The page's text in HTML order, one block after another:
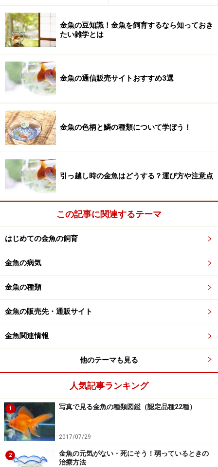
金魚の平均寿命は3年ぐらい!?
■環境の変化に耐えれない金魚が多数
初めに一番長生きする金魚の寿命を書きました。それで
は実際はどうでしょう？
本来丈夫で飼いやすいとされている金魚ですが、屋台の
金魚掬いで持ち帰った金魚はその半数以上は準備と知識
のない飼育環境の中、一週間とたたず死んでしまいま
す。水槽の立ち上げが上手くいっても、その後の餌やり
や夏場、冬場の水温変化からくる体調不良、新しい金魚
を水槽に追加した時に起こる寄生虫の蔓延などで数ヶ月
～1年ぐらいの間に死なせてしまうことも多いように思
います。
■飼育環境が良くても寿命は3～4年
飼い手が金魚を飼育することに本腰を入れ、よりベター
の飼育が可能になってきます。それでも突然の内臓疾患
など、事故に近い病気にかかる金魚もいます。私の経験
からくる個人的感覚ですが、もろもろ考慮すると
家庭で
飼育する金魚の生育年数は平均3～4年程度ではないでし
ょうか。金魚が弱っている場合の治療法の記事もあるの
金魚の寿命は水作りで長くなる
金魚は個体差もありますが、本来丈夫で長生きするはず
の生き物です。ちょっとした水作りのコツさえ知ってい
れば、ご家庭であなたを癒し続けてくれます。品評会に
出すなど、立派な形や大きさに育てる目的でなければ、
金魚の豆知識！金魚を飼育するなら知っておき
たい雑学とは
金魚の通信販売サイトおすすめ3選
金魚の色柄と鱗の種類について学ぼう！
引っ越し時の金魚はどうする？運び方や注意点
この記事に関連するテーマ
はじめての金魚の飼育
金魚の病気
金魚の種類
金魚の販売先・通販サイト
金魚関連情報
他のテーマも見る
人気記事ランキング
1 写真で見る金魚の種類図鑑（認定品種22種）
2017/07/29
2
金魚の元気がない・死にそう！弱っているときの
治療方法